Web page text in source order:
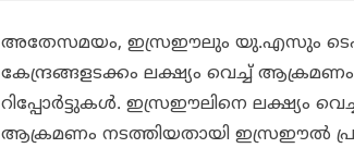
അതേസമയം, ഇസ്രഈലും യു.എസും
കേന്ദ്രങ്ങളടക്കം ലക്ഷ്യം വെച്ച്
റിപ്പോര്‍ട്ടുകള്‍. ഇസ്രഈലിനെ ലക്ഷ്യം
ആക്രമണം നടത്തിയതായി ഇസ്രഈല്‍